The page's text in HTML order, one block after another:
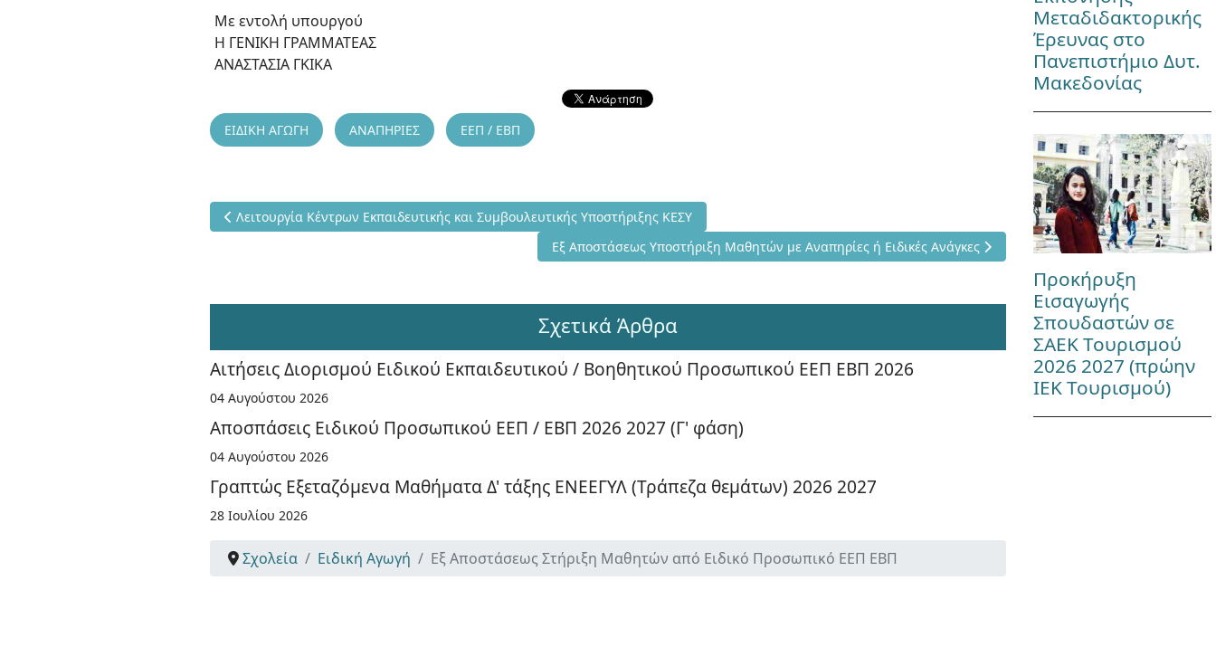
Με εντολή υπουργού
Η ΓΕΝΙΚΗ ΓΡΑΜΜΑΤΕΑΣ
ΑΝΑΣΤΑΣΙΑ ΓΚΙΚΑ
ΕΙΔΙΚΗ ΑΓΩΓΗ ΑΝΑΠΗΡΙΕΣ ΕΕΠ / ΕΒΠ
Προηγούμενο άρθρο: Λειτουργία Κέντρων Εκπαιδευτικής και Συμβουλευτικής Υποστήριξης ΚΕΣΥ
Λειτουργία Κέντρων Εκπαιδευτικής και Συμβουλευτικής Υποστήριξης ΚΕΣΥ
Επόμενο άρθρο: Εξ Αποστάσεως Υποστήριξη Μαθητών με Αναπηρίες ή Ειδικές Ανάγκες
Εξ Αποστάσεως Υποστήριξη Μαθητών με Αναπηρίες ή Ειδικές Ανάγκες
Σχετικά Άρθρα
Αιτήσεις Διορισμού Ειδικού Εκπαιδευτικού / Βοηθητικού Προσωπικού ΕΕΠ ΕΒΠ 2026
04 Αυγούστου 2026
Αποσπάσεις Ειδικού Προσωπικού ΕΕΠ / ΕΒΠ 2026 2027 (Γ' φάση)
04 Αυγούστου 2026
Γραπτώς Εξεταζόμενα Μαθήματα Δ' τάξης ΕΝΕΕΓΥΛ (Τράπεζα θεμάτων) 2026 2027
28 Ιουλίου 2026
Σχολεία Ειδική Αγωγή Εξ Αποστάσεως Στήριξη Μαθητών από Ειδικό Προσωπικό ΕΕΠ ΕΒΠ
Μεταδιδακτορικής
Έρευνας στο
Πανεπιστήμιο Δυτ.
Μακεδονίας
Προκήρυξη
Εισαγωγής
Σπουδαστών σε
ΣΑΕΚ Τουρισμού
2026 2027 (πρώην
ΙΕΚ Τουρισμού)